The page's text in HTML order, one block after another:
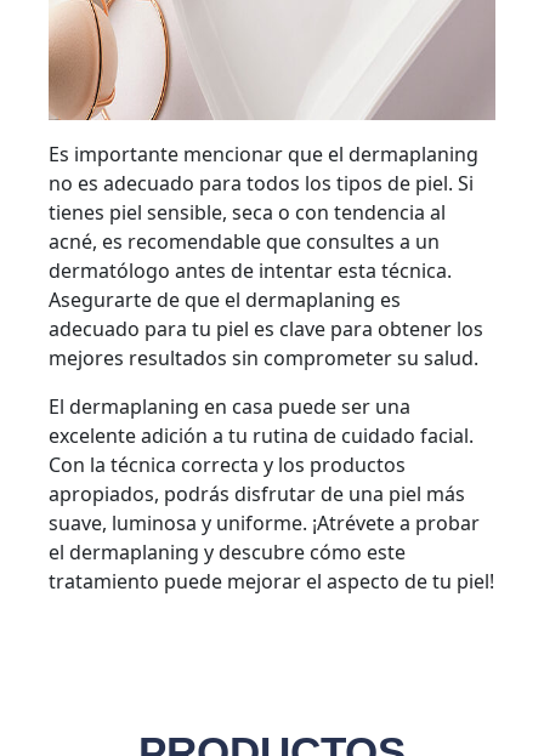
Es importante mencionar que el dermaplaning
no es adecuado para todos los tipos de piel. Si
tienes piel sensible, seca o con tendencia al
acné, es recomendable que consultes a un
dermatólogo antes de intentar esta técnica.
Asegurarte de que el dermaplaning es
adecuado para tu piel es clave para obtener los
mejores resultados sin comprometer su salud.
El dermaplaning en casa puede ser una
excelente adición a tu rutina de cuidado facial.
Con la técnica correcta y los productos
apropiados, podrás disfrutar de una piel más
suave, luminosa y uniforme. ¡Atrévete a probar
el dermaplaning y descubre cómo este
tratamiento puede mejorar el aspecto de tu piel!